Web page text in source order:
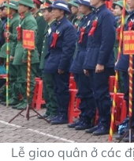
Lễ giao quân ở các